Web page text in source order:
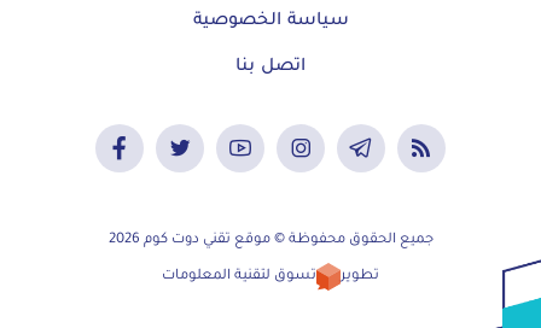
سياسة الخصوصية
اتصل بنا
جميع الحقوق محفوظة © موقع تقني دوت كوم 2026
تطوير تسوق لتقنية المعلومات